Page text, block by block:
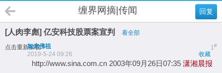
回复
缠界网摘|传闻
[人肉李彪] 亿安科技股票案宣判 看全部
点击重新加载 1#
如来佛祖
收藏
2019-5-24 09:26
http://www.sina.com.cn 2003年09月26日07:35 潇湘晨报